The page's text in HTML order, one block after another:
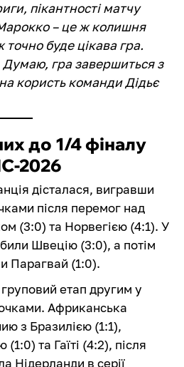
пікантності матчу
– це ж колишня
точно буде цікава гра.
гра завершиться з
користь команди Дідьє
до 1/4 фіналу
2026
дісталася, вигравши
після перемог над
(3:0) та Норвегією (4:1). У
Швецію (3:0), а потім
Парагвай (1:0).
етап другим у
Африканська
з Бразилією (1:1),
та Гаїті (4:2), після
Нідерланди в серії